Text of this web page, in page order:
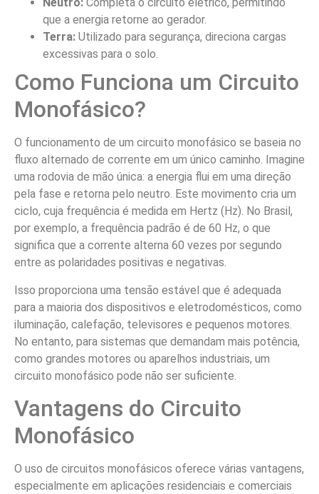
Neutro: Completa o circuito elétrico, permitindo
que a energia retorne ao gerador.
Terra: Utilizado para segurança, direciona cargas
excessivas para o solo.
Como Funciona um Circuito
Monofásico?
O funcionamento de um circuito monofásico se baseia no
fluxo alternado de corrente em um único caminho. Imagine
uma rodovia de mão única: a energia flui em uma direção
pela fase e retorna pelo neutro. Este movimento cria um
ciclo, cuja frequência é medida em Hertz (Hz). No Brasil,
por exemplo, a frequência padrão é de 60 Hz, o que
significa que a corrente alterna 60 vezes por segundo
entre as polaridades positivas e negativas.
Isso proporciona uma tensão estável que é adequada
para a maioria dos dispositivos e eletrodomésticos, como
iluminação, calefação, televisores e pequenos motores.
No entanto, para sistemas que demandam mais potência,
como grandes motores ou aparelhos industriais, um
circuito monofásico pode não ser suficiente.
Vantagens do Circuito
Monofásico
O uso de circuitos monofásicos oferece várias vantagens,
especialmente em aplicações residenciais e comerciais